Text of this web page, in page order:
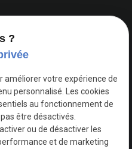
TVA
Intracommunautaire :
BE0749730618
?
améliorer votre expérience de
personnalisé. Les cookies
au fonctionnement de
être désactivés.
ou de désactiver les
et de marketing